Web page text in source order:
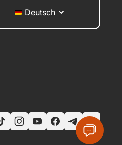
Deutsch